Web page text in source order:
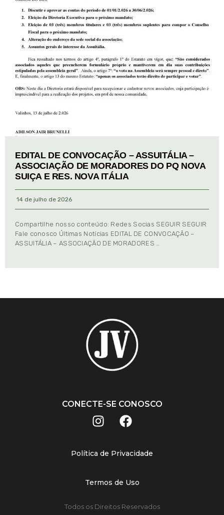
EDITAL DE CONVOCAÇÃO – ASSUITÁLIA –
ASSOCIAÇÃO DE MORADORES DO PQ NOVA
SUIÇA E RES. NOVA ITÁLIA
14 de julho de 2026
Compartilhe nosso conteúdo: Redes Socias SEGUIR SEGUIR
Fale conosco Últimas Notícias EDITAL DE CONVOCAÇÃO –
ASSUITÁLIA – ASSOCIAÇÃO DE MORADORES …
CONECTE-SE CONOSCO
Política de Privacidade
Termos de Uso
Todos os Direitos Reservados